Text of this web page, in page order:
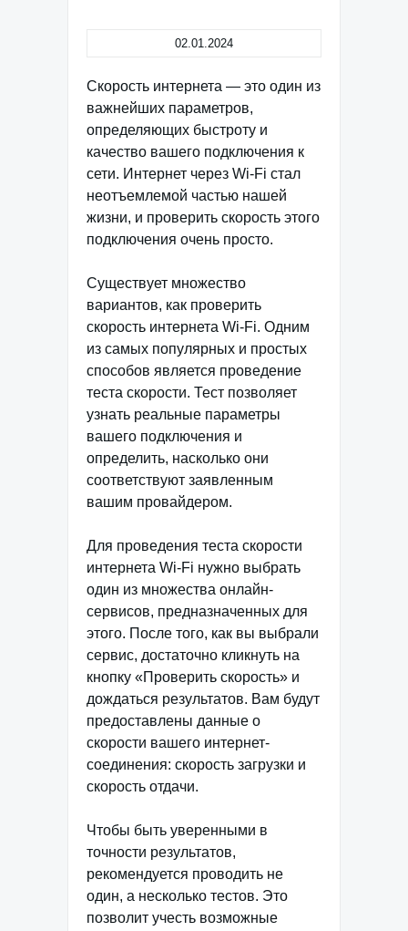
02.01.2024
Скорость интернета — это один из
важнейших параметров,
определяющих быстроту и
качество вашего подключения к
сети. Интернет через Wi-Fi стал
неотъемлемой частью нашей
жизни, и проверить скорость этого
подключения очень просто.
Существует множество
вариантов, как проверить
скорость интернета Wi-Fi. Одним
из самых популярных и простых
способов является проведение
теста скорости. Тест позволяет
узнать реальные параметры
вашего подключения и
определить, насколько они
соответствуют заявленным
вашим провайдером.
Для проведения теста скорости
интернета Wi-Fi нужно выбрать
один из множества онлайн-
сервисов, предназначенных для
этого. После того, как вы выбрали
сервис, достаточно кликнуть на
кнопку «Проверить скорость» и
дождаться результатов. Вам будут
предоставлены данные о
скорости вашего интернет-
соединения: скорость загрузки и
скорость отдачи.
Чтобы быть уверенными в
точности результатов,
рекомендуется проводить не
один, а несколько тестов. Это
позволит учесть возможные